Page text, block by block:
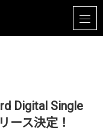
Digital Single
ース決定！